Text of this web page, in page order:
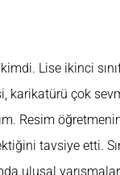
Lise ikinci
karikatürü çok
Resim
tavsiye etti.
ulusal